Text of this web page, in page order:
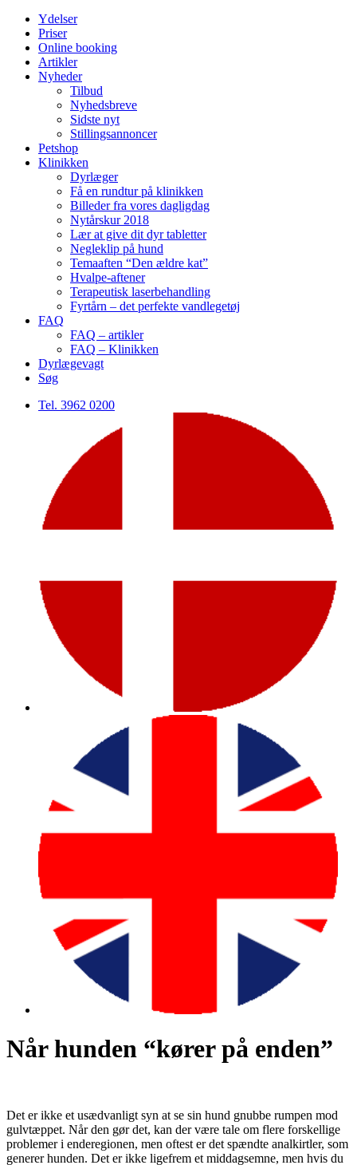
Ydelser
Priser
Online booking
Artikler
Nyheder
Tilbud
Nyhedsbreve
Sidste nyt
Stillingsannoncer
Petshop
Klinikken
Dyrlæger
Få en rundtur på klinikken
Billeder fra vores dagligdag
Nytårskur 2018
Lær at give dit dyr tabletter
Negleklip på hund
Temaaften “Den ældre kat”
Hvalpe-aftener
Terapeutisk laserbehandling
Fyrtårn – det perfekte vandlegetøj
FAQ
FAQ – artikler
FAQ – Klinikken
Dyrlægevagt
Søg
Tel. 3962 0200
Når hunden “kører på enden”
Det er ikke et usædvanligt syn at se sin hund gnubbe rumpen mod
gulvtæppet. Når den gør det, kan der være tale om flere forskellige
problemer i enderegionen, men oftest er det spændte analkirtler, som
generer hunden. Det er ikke ligefrem et middagsemne, men hvis du